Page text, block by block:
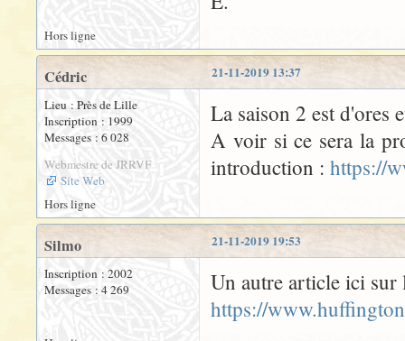
Hors ligne
21-11-2019 13:37
Cédric
Lieu : Près de Lille
Inscription : 1999
Messages : 6 028
Webmestre de JRRVF
Site Web
La saison 2 est d'ores
A voir si ce sera la
introduction : https://
Hors ligne
21-11-2019 19:53
Silmo
Inscription : 2002
Messages : 4 269
Un autre article ici sur
https://